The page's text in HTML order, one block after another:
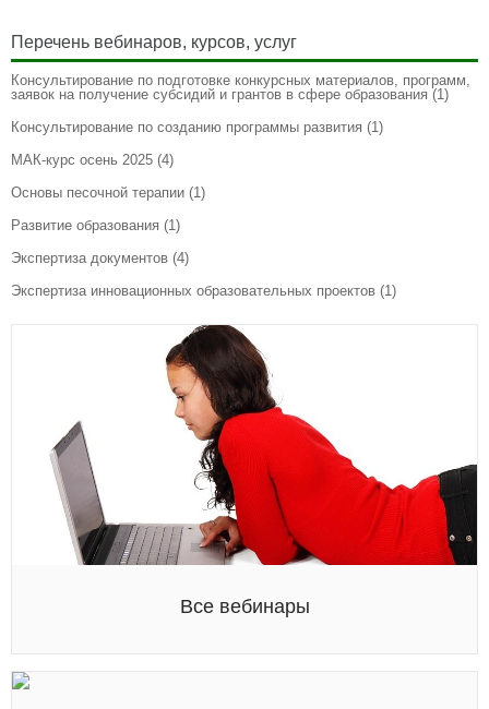
Перечень вебинаров, курсов, услуг
Консультирование по подготовке конкурсных материалов, программ,
заявок на получение субсидий и грантов в сфере образования (1)
Консультирование по созданию программы развития (1)
МАК-курс осень 2025 (4)
Основы песочной терапии (1)
Развитие образования (1)
Экспертиза документов (4)
Экспертиза инновационных образовательных проектов (1)
Все вебинары